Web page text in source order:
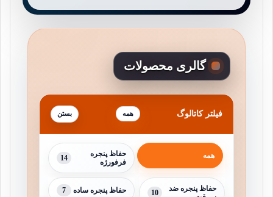
گالری محصولات
فیلتر کاتالوگ همه
همه
حفاظ پنجره
فرفورژه
14
حفاظ پنجره ضد
10 حفاظ پنجره ساده 7